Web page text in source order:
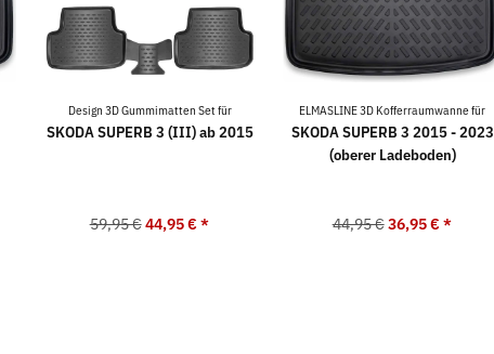
Design 3D Gummimatten Set für
SKODA SUPERB 3 (III) ab 2015
59,95 € 44,95 €*
ELMASLINE 3D Kofferraumwanne für
SKODA SUPERB 3 2015 - 2023
(oberer Ladeboden)
44,95 € 36,95 €*